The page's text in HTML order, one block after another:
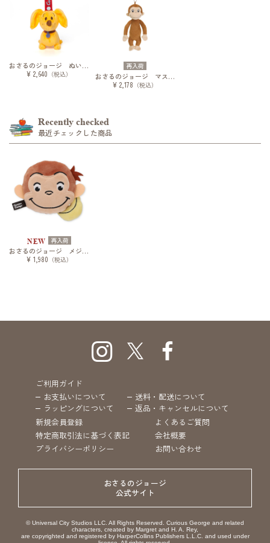
おさるのジョージ ぬいぐるみマスコット
¥ 2,640 （税込）
再入荷
おさるのジョージ マスコット
¥ 2,178 （税込）
Recently checked
最近チェックした商品
NEW 再入荷
おさるのジョージ メジャーマスコット
¥ 1,980 （税込）
ご利用ガイド
お支払いについて
送料・配送について
ラッピングについて
返品・キャンセルについて
新規会員登録
よくあるご質問
特定商取引法に基づく表記
会社概要
プライバシーポリシー
お問い合わせ
おさるのジョージ
公式サイト
© Universal City Studios LLC. All Rights Reserved. Curious George and related
characters, created by Margret and H. A. Rey,
are copyrighted and registered by HarperCollins Publishers L.L.C. and used under